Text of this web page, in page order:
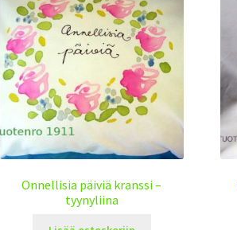
Onnellisia päiviä kranssi –
tyynyliina